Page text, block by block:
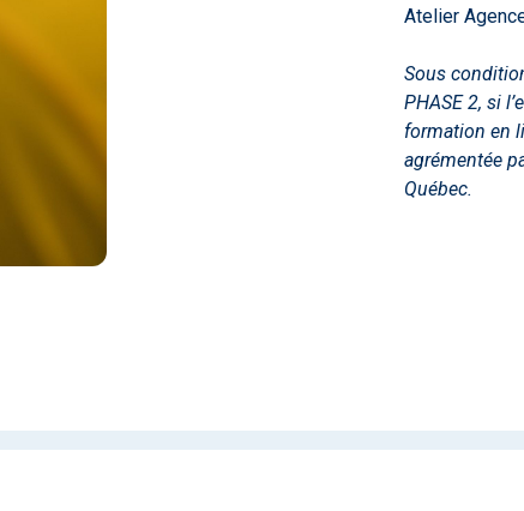
Atelier
Sous
PHASE 2, si
formation en
agrémentée
Québec.